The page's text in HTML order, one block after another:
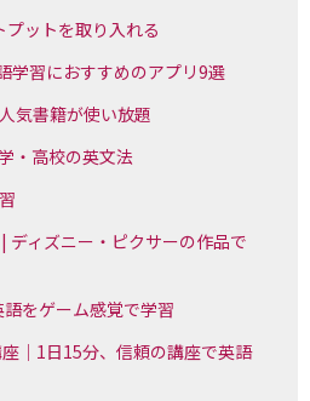
ットを取り入れる
学習におすすめのアプリ9選
気書籍が使い放題
・高校の英文法
ディズニー・ピクサーの作品で
をゲーム感覚で学習
｜1日15分、信頼の講座で英語